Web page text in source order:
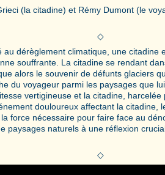
(la citadine) et Rémy Dumont (le
◇
dérèglement climatique, une citadine
souffrante. La citadine se rendant
alors le souvenir de défunts glaciers
du voyageur parmi les paysages que
vertigineuse et la citadine,
douloureux affectant la
force nécessaire pour faire face au
paysages naturels à une réflexion
◇